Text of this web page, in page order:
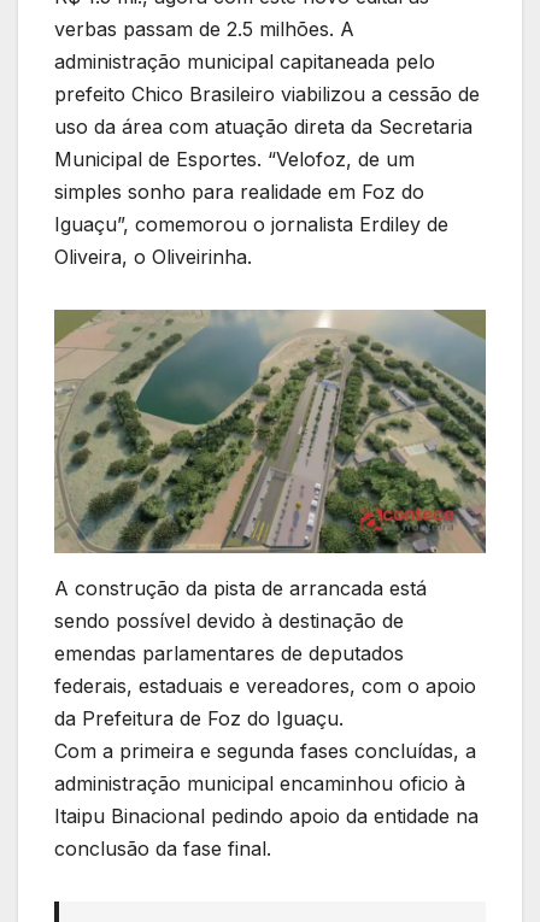
verbas passam de 2.5 milhões. A
administração municipal capitaneada pelo
prefeito Chico Brasileiro viabilizou a cessão de
uso da área com atuação direta da Secretaria
Municipal de Esportes. “Velofoz, de um
simples sonho para realidade em Foz do
Iguaçu”, comemorou o jornalista Erdiley de
Oliveira, o Oliveirinha.
A construção da pista de arrancada está
sendo possível devido à destinação de
emendas parlamentares de deputados
federais, estaduais e vereadores, com o apoio
da Prefeitura de Foz do Iguaçu.
Com a primeira e segunda fases concluídas, a
administração municipal encaminhou oficio à
Itaipu Binacional pedindo apoio da entidade na
conclusão da fase final.